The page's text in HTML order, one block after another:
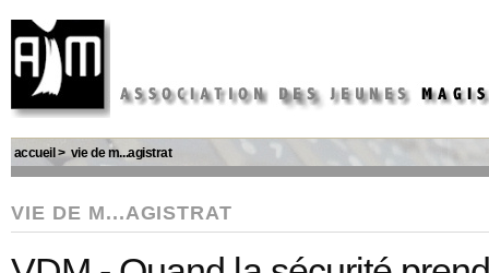
accueil > vie de m...agistrat
VIE DE M...AGISTRAT